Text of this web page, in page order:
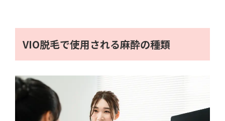
VIO脱毛で使用される麻酔の種類